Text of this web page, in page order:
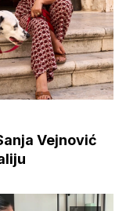
Vejnović